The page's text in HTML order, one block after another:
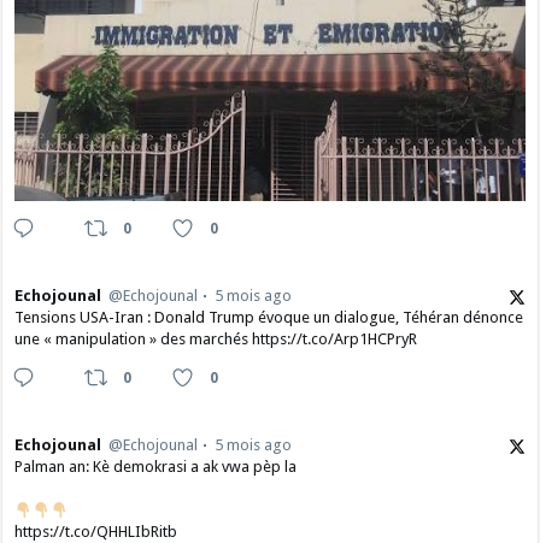
0 0
Echojounal @Echojounal
5 mois ago
Tensions USA-Iran : Donald Trump évoque un dialogue, Téhéran dénonce
une « manipulation » des marchés https://t.co/Arp1HCPryR
0 0
Echojounal @Echojounal
5 mois ago
Palman an: Kè demokrasi a ak vwa pèp la
https://t.co/QHHLIbRitb